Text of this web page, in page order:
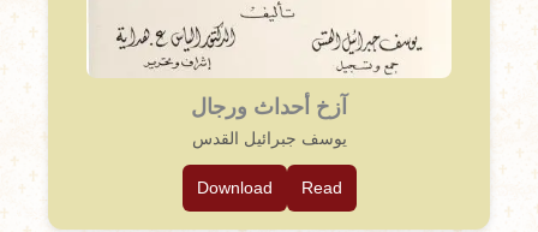
آزخ أحداث ورجال
يوسف جبرائيل القدس
Read
Download